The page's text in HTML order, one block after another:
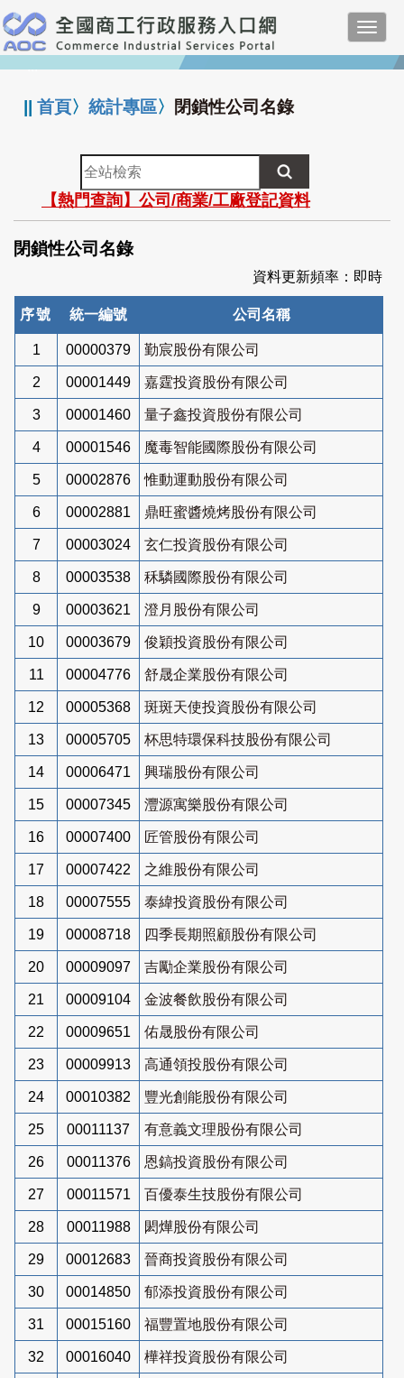
跳
到
主
要
:::
||首頁〉統計專區〉 閉鎖性公司名錄
全
站
檢
索
【熱門查詢】公司/商業/工廠登記資料
閉鎖性公司名錄
資料更新頻率：即時
序號 統一編號 公司名稱
1 00000379 勤宸股份有限公司
2 00001449 嘉霆投資股份有限公司
3 00001460 量子鑫投資股份有限公司
4 00001546 魔毒智能國際股份有限公司
5 00002876 惟動運動股份有限公司
6 00002881 鼎旺蜜醬燒烤股份有限公司
7 00003024 玄仁投資股份有限公司
8 00003538 秝驎國際股份有限公司
9 00003621 澄月股份有限公司
10 00003679 俊穎投資股份有限公司
11 00004776 舒晟企業股份有限公司
12 00005368 斑斑天使投資股份有限公司
13 00005705 杯思特環保科技股份有限公司
14 00006471 興瑞股份有限公司
15 00007345 灃源寓樂股份有限公司
16 00007400 匠管股份有限公司
17 00007422 之維股份有限公司
18 00007555 泰緯投資股份有限公司
19 00008718 四季長期照顧股份有限公司
20 00009097 吉勵企業股份有限公司
21 00009104 金波餐飲股份有限公司
22 00009651 佑晟股份有限公司
23 00009913 高通領投股份有限公司
24 00010382 豐光創能股份有限公司
25 00011137 有意義文理股份有限公司
26 00011376 恩鎬投資股份有限公司
27 00011571 百優泰生技股份有限公司
28 00011988 閎燁股份有限公司
29 00012683 晉商投資股份有限公司
30 00014850 郁添投資股份有限公司
31 00015160 福豐置地股份有限公司
32 00016040 樺祥投資股份有限公司